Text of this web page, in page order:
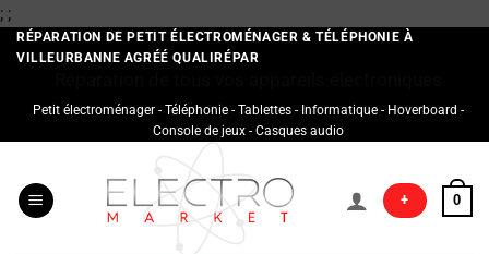
; ;Passer
au
contenu
RÉPARATION DE PETIT ÉLECTROMÉNAGER & TÉLÉPHONIE À
VILLEURBANNE AGRÉÉ QUALIRÉPAR
Petit électroménager - Téléphonie - Tablettes - Informatique - Hoverboard -
Console de jeux - Casques audio
+ 0